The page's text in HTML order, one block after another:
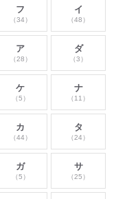
フ
（34）
イ
（48）
ア
（28）
ダ
（3）
ケ
（5）
ナ
（11）
カ
（44）
タ
（24）
ガ
（5）
サ
（25）